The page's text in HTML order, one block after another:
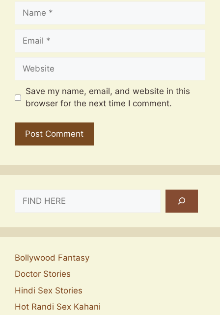
Name
Email
Website
Save my name, email, and website in this
browser for the next time I comment.
Bollywood Fantasy
Doctor Stories
Hindi Sex Stories
Hot Randi Sex Kahani